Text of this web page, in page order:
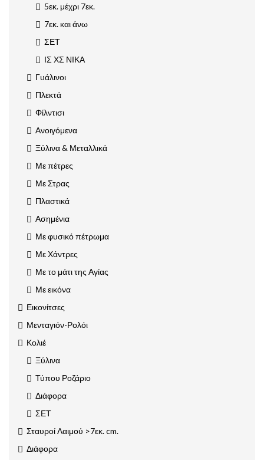
5εκ. μέχρι 7εκ.
7εκ. και άνω
ΣΕΤ
ΙΣ ΧΣ ΝΙΚΑ
Γυάλινοι
Πλεκτά
Φίλντισι
Ανοιγόμενα
Ξύλινα & Μεταλλικά
Με πέτρες
Με Στρας
Πλαστικά
Ασημένια
Με φυσικό πέτρωμα
Με Χάντρες
Με το μάτι της Αγίας
Με εικόνα
Εικονίτσες
Μενταγιόν-Ρολόι
Κολιέ
Ξύλινα
Τύπου Ροζάριο
Διάφορα
ΣΕΤ
Σταυροί Λαιμού >7εκ. cm.
Διάφορα